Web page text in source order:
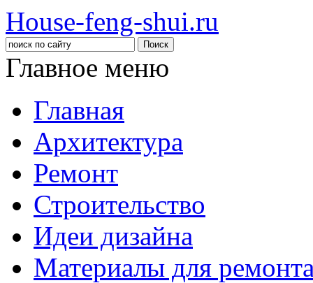
House-feng-shui.ru
Главное меню
Главная
Архитектура
Ремонт
Строительство
Идеи дизайна
Материалы для